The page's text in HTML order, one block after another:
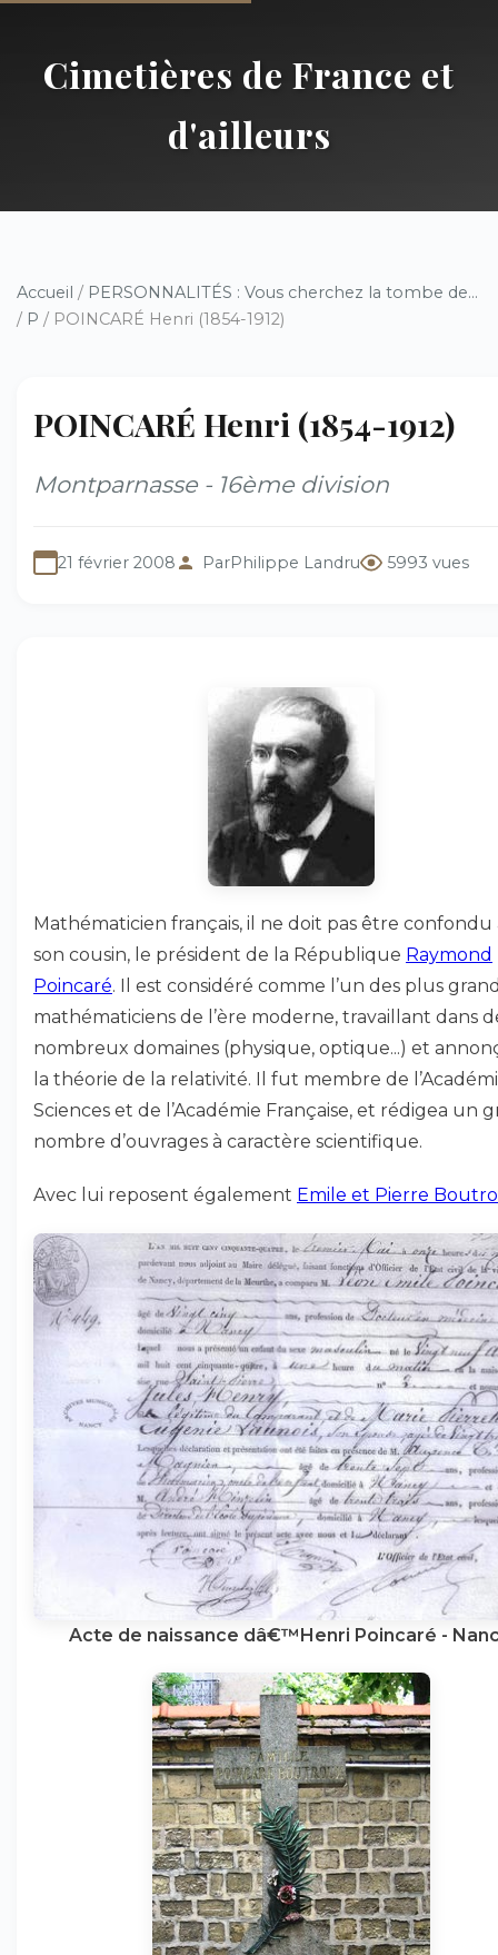
Cimetières de France et
d'ailleurs
Accueil / PERSONNALITÉS : Vous cherchez la tombe de...
/ P / POINCARÉ Henri (1854-1912)
POINCARÉ Henri (1854-1912)
Montparnasse - 16ème division
21 février 2008 ParPhilippe Landru 5993 vues
Mathématicien français, il ne doit pas être confondu
son cousin, le président de la République Raymond
Poincaré. Il est considéré comme l’un des plus
mathématiciens de l’ère moderne, travaillant dans
nombreux domaines (physique, optique...) et
la théorie de la relativité. Il fut membre de
Sciences et de l’Académie Française, et rédigea un
nombre d’ouvrages à caractère scientifique.
Avec lui reposent également Emile et Pierre
Acte de naissance dâ€™Henri Poincaré -